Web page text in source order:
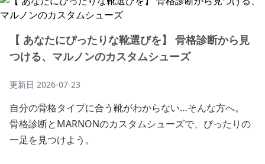
【 あなたにぴったりな靴選びを】 骨格診断から見
つける、マルノンのカスタムシューズ
更新日 2026-07-23
自分の骨格タイプに合う靴がわからない…そんな方へ。
骨格診断とMARNONのカスタムシューズで、ぴったりの
一足を見つけよう。